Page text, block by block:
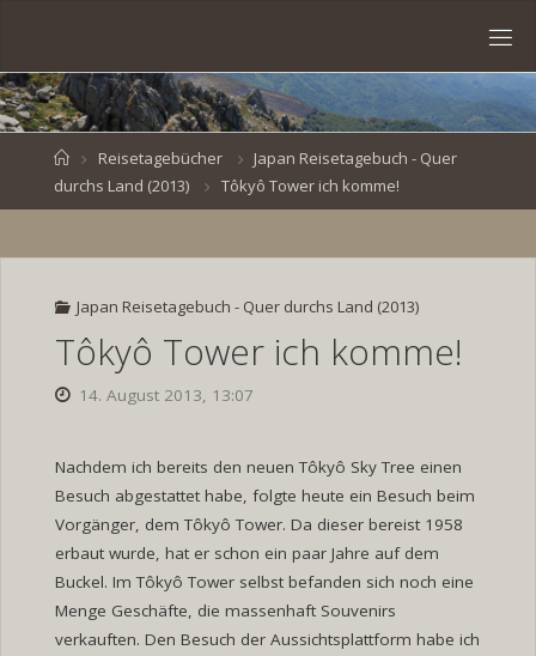
content
VEN
BR
HomeReisetagebücher
Japan Reisetagebuch - Quer
durchs Land (2013)
Tôkyô Tower ich komme!
Japan Reisetagebuch - Quer durchs Land (2013)
Tôkyô Tower ich komme!
14. August 2013, 13:07
Nachdem ich bereits den neuen Tôkyô Sky Tree einen
Besuch abgestattet habe, folgte heute ein Besuch beim
Vorgänger, dem Tôkyô Tower. Da dieser bereist 1958
erbaut wurde, hat er schon ein paar Jahre auf dem
Buckel. Im Tôkyô Tower selbst befanden sich noch eine
Menge Geschäfte, die massenhaft Souvenirs
verkauften. Den Besuch der Aussichtsplattform habe ich